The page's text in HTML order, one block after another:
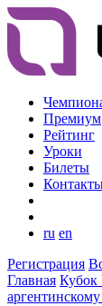
Премиум
Рейтинг
Уроки
Билеты
ru en
Регистрация
Главная Кубок